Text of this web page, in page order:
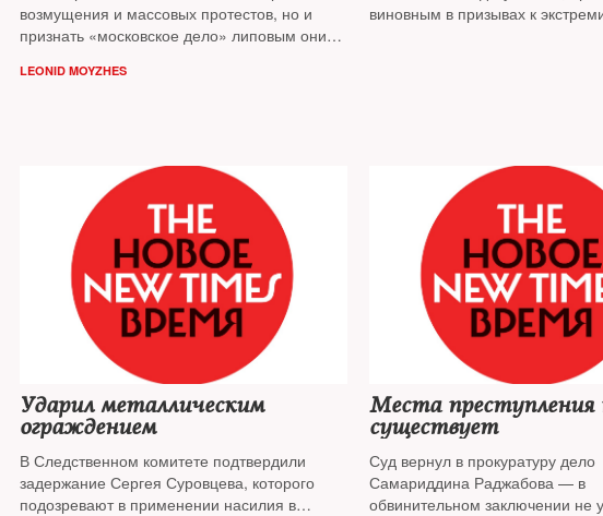
возмущения и массовых протестов, но и
признать «московское дело» липовым они
комментируяNT
LEONID MOYZHES
виновным в призывах к
Ударил металлическим
ограждением
В Следственном комитете подтвердили
задержание Сергея Суровцева, которого
подозревают в применении насилия в
Места преступления
существует
Суд вернул в прокуратуру дело
Самариддина Раджабова — в
обвинительном заключении не